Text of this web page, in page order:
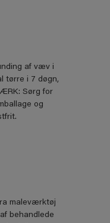
af væv i
tørre i 7 døgn,
Sørg for
og
maleværktøj
behandlede